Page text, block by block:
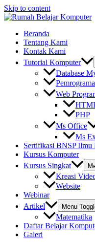
Skip to content
Beranda
Tentang Kami
Kontak Kami
Tutorial Komputer
Database
Web
PHP
Ms Office
Ms
Sertifikasi BNSP Ilmu
Kursus Komputer
Kursus Singkat
Kreasi
Website
Webinar
Artikel
Menu
Matematika
Daftar Belajar
Galeri